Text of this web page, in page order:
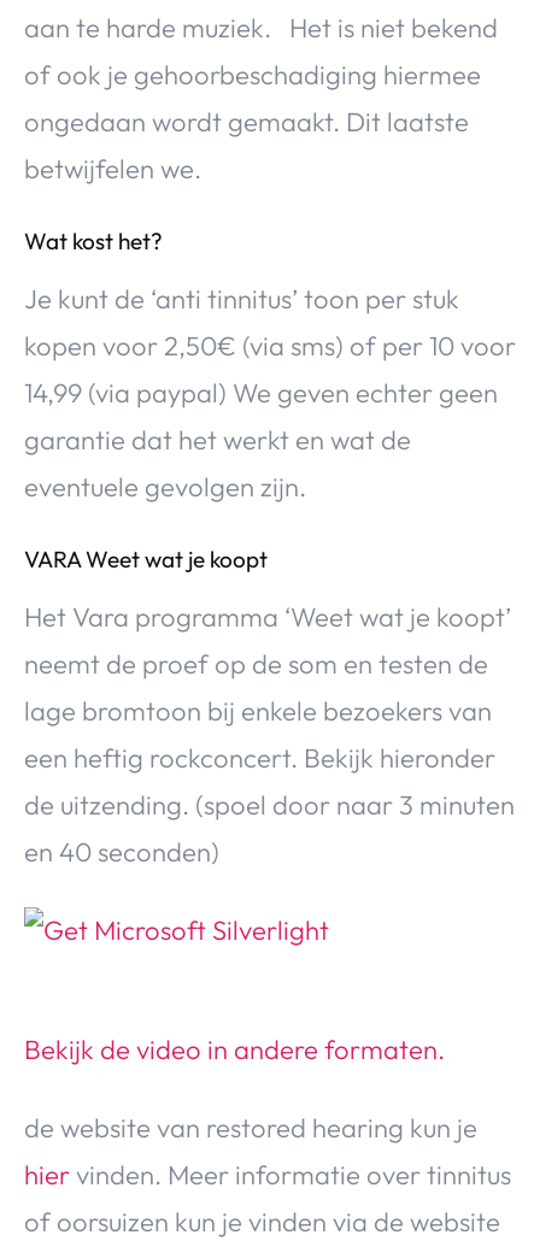
aan te harde muziek. Het is niet bekend
of ook je gehoorbeschadiging hiermee
ongedaan wordt gemaakt. Dit laatste
betwijfelen we.
Wat kost het?
Je kunt de ‘anti tinnitus’ toon per stuk
kopen voor 2,50€ (via sms) of per 10 voor
14,99 (via paypal) We geven echter geen
garantie dat het werkt en wat de
eventuele gevolgen zijn.
VARA Weet wat je koopt
Het Vara programma ‘Weet wat je koopt’
neemt de proef op de som en testen de
lage bromtoon bij enkele bezoekers van
een heftig rockconcert. Bekijk hieronder
de uitzending. (spoel door naar 3 minuten
en 40 seconden)
Bekijk de video in andere formaten.
de website van restored hearing kun je
hiervinden. Meer informatie over tinnitus
of oorsuizen kun je vinden via de website